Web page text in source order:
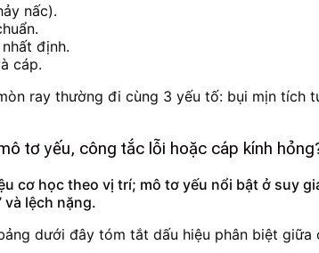
nấc).
định.
cáp.
ray thường đi cùng 3 yếu tố: bụi mịn tích
tơ yếu, công tắc lỗi hoặc cáp kính
cơ học theo vị trí; mô tơ yếu nổi bật ở suy
và lệch nặng.
dưới đây tóm tắt dấu hiệu phân biệt